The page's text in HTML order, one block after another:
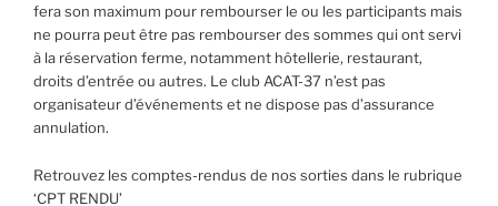
fera son maximum pour rembourser le ou les participants mais
ne pourra peut être pas rembourser des sommes qui ont servi
à la réservation ferme, notamment hôtellerie, restaurant,
droits d’entrée ou autres. Le club ACAT-37 n’est pas
organisateur d’événements et ne dispose pas d’assurance
annulation.
Retrouvez les comptes-rendus de nos sorties dans le rubrique
‘CPT RENDU’